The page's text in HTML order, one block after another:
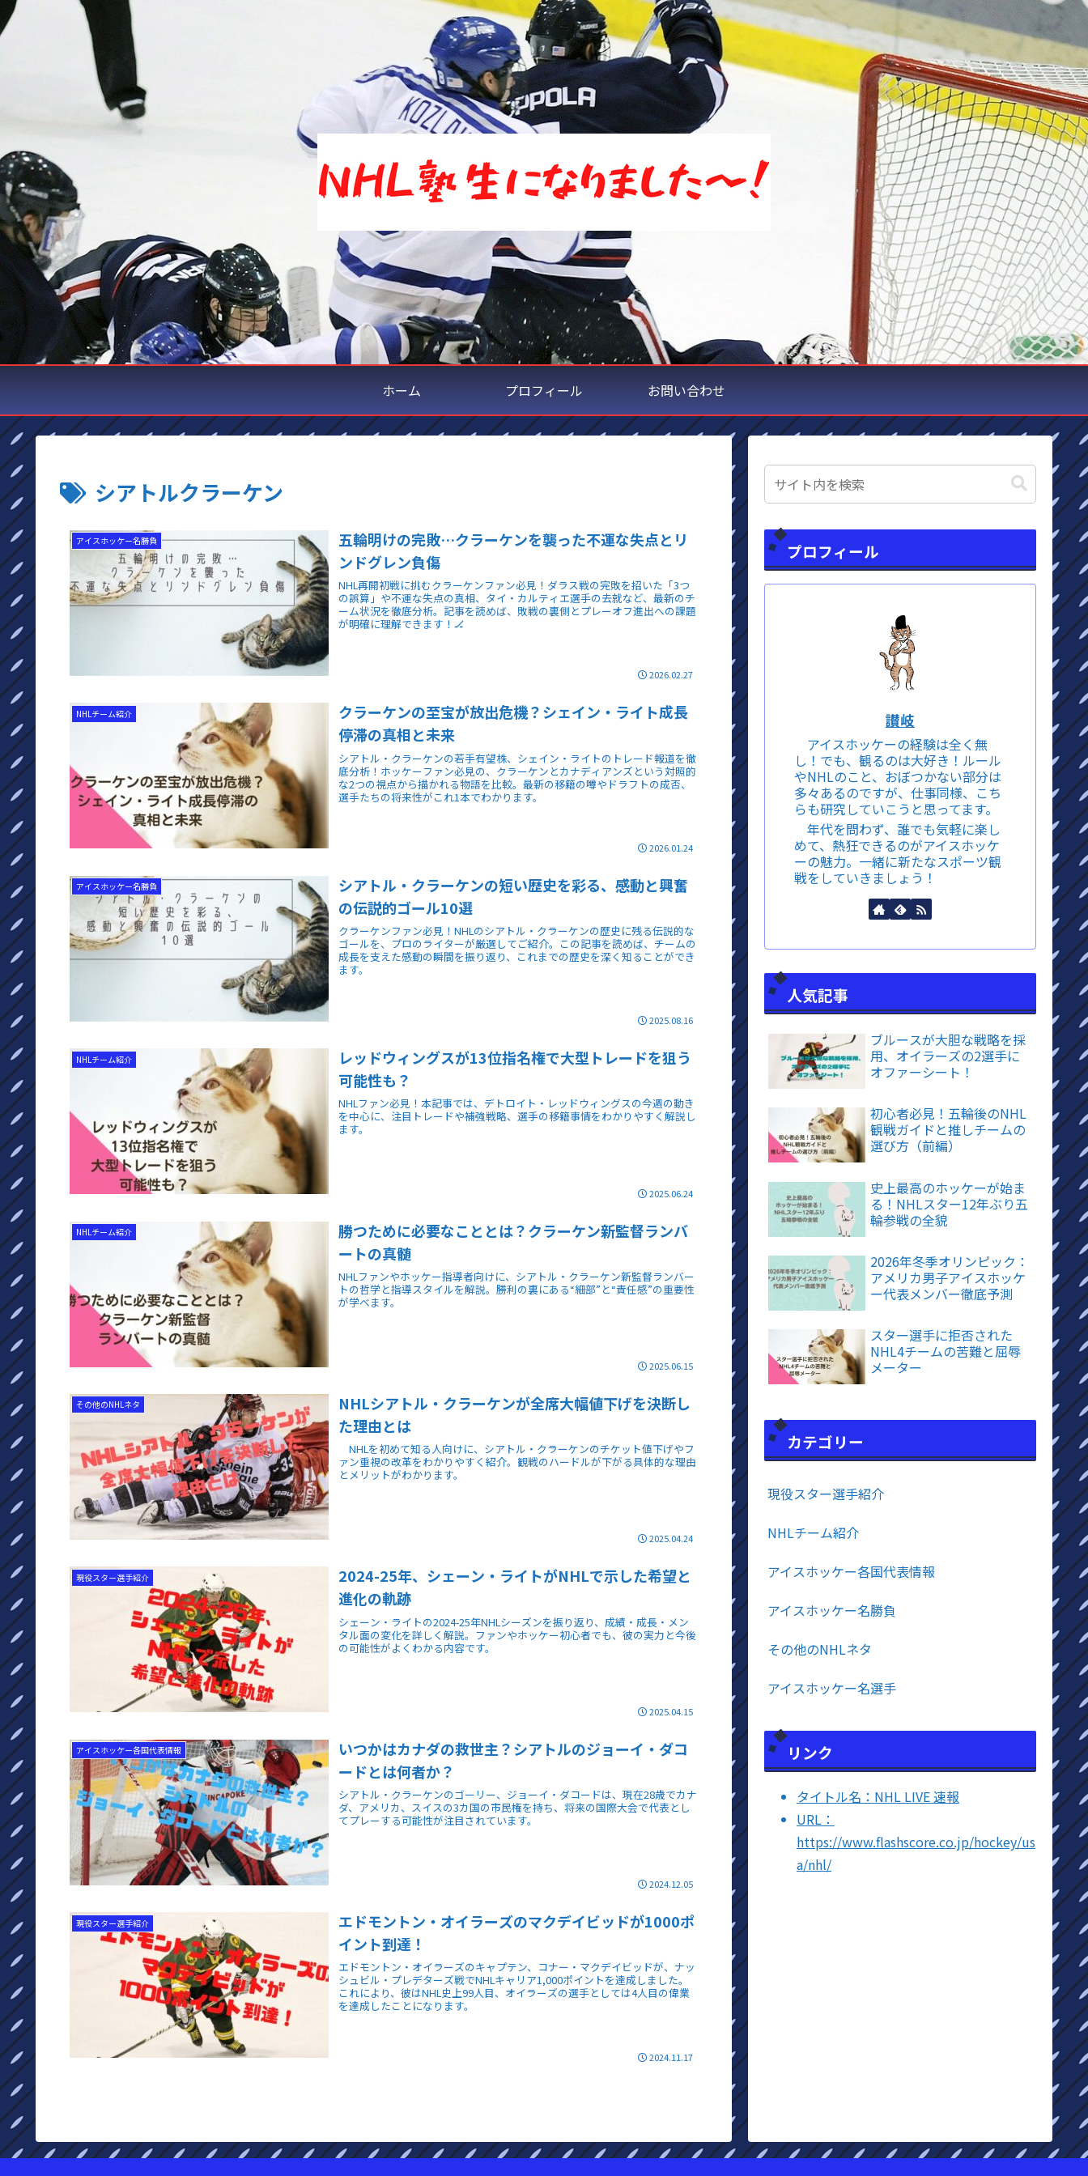
ホーム プロフィール お問い合わせ
シアトルクラーケン
アイスホッケー名勝負
五輪明けの完敗…クラーケンを襲った不運な失点とリ
ンドグレン負傷
NHL再開初戦に挑むクラーケンファン必見！ダラス戦の完敗を招いた「3つ
の誤算」や不運な失点の真相、タイ・カルティエ選手の去就など、最新のチ
ーム状況を徹底分析。記事を読めば、敗戦の裏側とプレーオフ進出への課題
が明確に理解できます！🏒
2026.02.27
NHLチーム紹介
クラーケンの至宝が放出危機？シェイン・ライト成長
停滞の真相と未来
シアトル・クラーケンの若手有望株、シェイン・ライトのトレード報道を徹
底分析！ホッケーファン必見の、クラーケンとカナディアンズという対照的
な2つの視点から描かれる物語を比較。最新の移籍の噂やドラフトの成否、
選手たちの将来性がこれ1本でわかります。
2026.01.24
アイスホッケー名勝負
シアトル・クラーケンの短い歴史を彩る、感動と興奮
の伝説的ゴール10選
クラーケンファン必見！NHLのシアトル・クラーケンの歴史に残る伝説的な
ゴールを、プロのライターが厳選してご紹介。この記事を読めば、チームの
成長を支えた感動の瞬間を振り返り、これまでの歴史を深く知ることができ
ます。
2025.08.16
NHLチーム紹介
レッドウィングスが13位指名権で大型トレードを狙う
可能性も？
NHLファン必見！本記事では、デトロイト・レッドウィングスの今週の動き
を中心に、注目トレードや補強戦略、選手の移籍事情をわかりやすく解説し
ます。
2025.06.24
NHLチーム紹介
勝つために必要なこととは？クラーケン新監督ランバ
ートの真髄
NHLファンやホッケー指導者向けに、シアトル・クラーケン新監督ランバー
トの哲学と指導スタイルを解説。勝利の裏にある“細部”と“責任感”の重要性
が学べます。
2025.06.15
その他のNHLネタ
NHLシアトル・クラーケンが全席大幅値下げを決断し
た理由とは
NHLを初めて知る人向けに、シアトル・クラーケンのチケット値下げやフ
ァン重視の改革をわかりやすく紹介。観戦のハードルが下がる具体的な理由
とメリットがわかります。
2025.04.24
現役スター選手紹介
2024-25年、シェーン・ライトがNHLで示した希望と
進化の軌跡
シェーン・ライトの2024-25年NHLシーズンを振り返り、成績・成長・メン
タル面の変化を詳しく解説。ファンやホッケー初心者でも、彼の実力と今後
の可能性がよくわかる内容です。
2025.04.15
アイスホッケー各国代表情報
いつかはカナダの救世主？シアトルのジョーイ・ダコ
ードとは何者か？
シアトル・クラーケンのゴーリー、ジョーイ・ダコードは、現在28歳でカナ
ダ、アメリカ、スイスの3カ国の市民権を持ち、将来の国際大会で代表とし
てプレーする可能性が注目されています。
2024.12.05
現役スター選手紹介
エドモントン・オイラーズのマクデイビッドが1000ポ
イント到達！
エドモントン・オイラーズのキャプテン、コナー・マクデイビッドが、ナッ
シュビル・プレデターズ戦でNHLキャリア1,000ポイントを達成しました。
これにより、彼はNHL史上99人目、オイラーズの選手としては4人目の偉業
を達成したことになります。
2024.11.17
プロフィール
讃岐
アイスホッケーの経験は全く無
し！でも、観るのは大好き！ルール
やNHLのこと、おぼつかない部分は
多々あるのですが、仕事同様、こち
らも研究していこうと思ってます。
年代を問わず、誰でも気軽に楽し
めて、熱狂できるのがアイスホッケ
ーの魅力。一緒に新たなスポーツ観
戦をしていきましょう！
人気記事
ブルースが大胆な戦略を採
用、オイラーズの2選手に
オファーシート！
初心者必見！五輪後のNHL
観戦ガイドと推しチームの
選び方（前編）
史上最高のホッケーが始ま
る！NHLスター12年ぶり五
輪参戦の全貌
2026年冬季オリンピック：
アメリカ男子アイスホッケ
ー代表メンバー徹底予測
スター選手に拒否された
NHL4チームの苦難と屈辱
メーター
カテゴリー
現役スター選手紹介
NHLチーム紹介
アイスホッケー各国代表情報
アイスホッケー名勝負
その他のNHLネタ
アイスホッケー名選手
リンク
タイトル名：NHL LIVE 速報
URL：
https://www.flashscore.co.jp/hockey/us
a/nhl/